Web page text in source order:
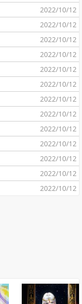
2022/10/12
2022/10/12
2022/10/12
2022/10/12
2022/10/12
2022/10/12
2022/10/12
2022/10/12
2022/10/12
2022/10/12
2022/10/12
2022/10/12
2022/10/12